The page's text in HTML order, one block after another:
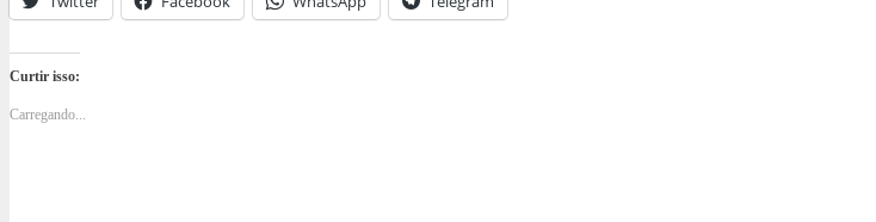
Curtir isso:
Carregando...